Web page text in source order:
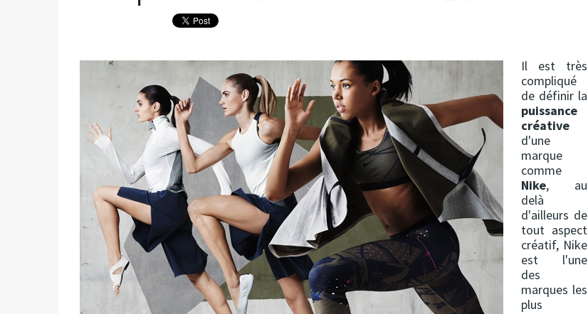
Il est très
compliqué
de définir la
puissance
créative
d'une
marque
comme
Nike, au
delà
d'ailleurs de
tout aspect
créatif, Nike
est l'une
des
marques les
plus